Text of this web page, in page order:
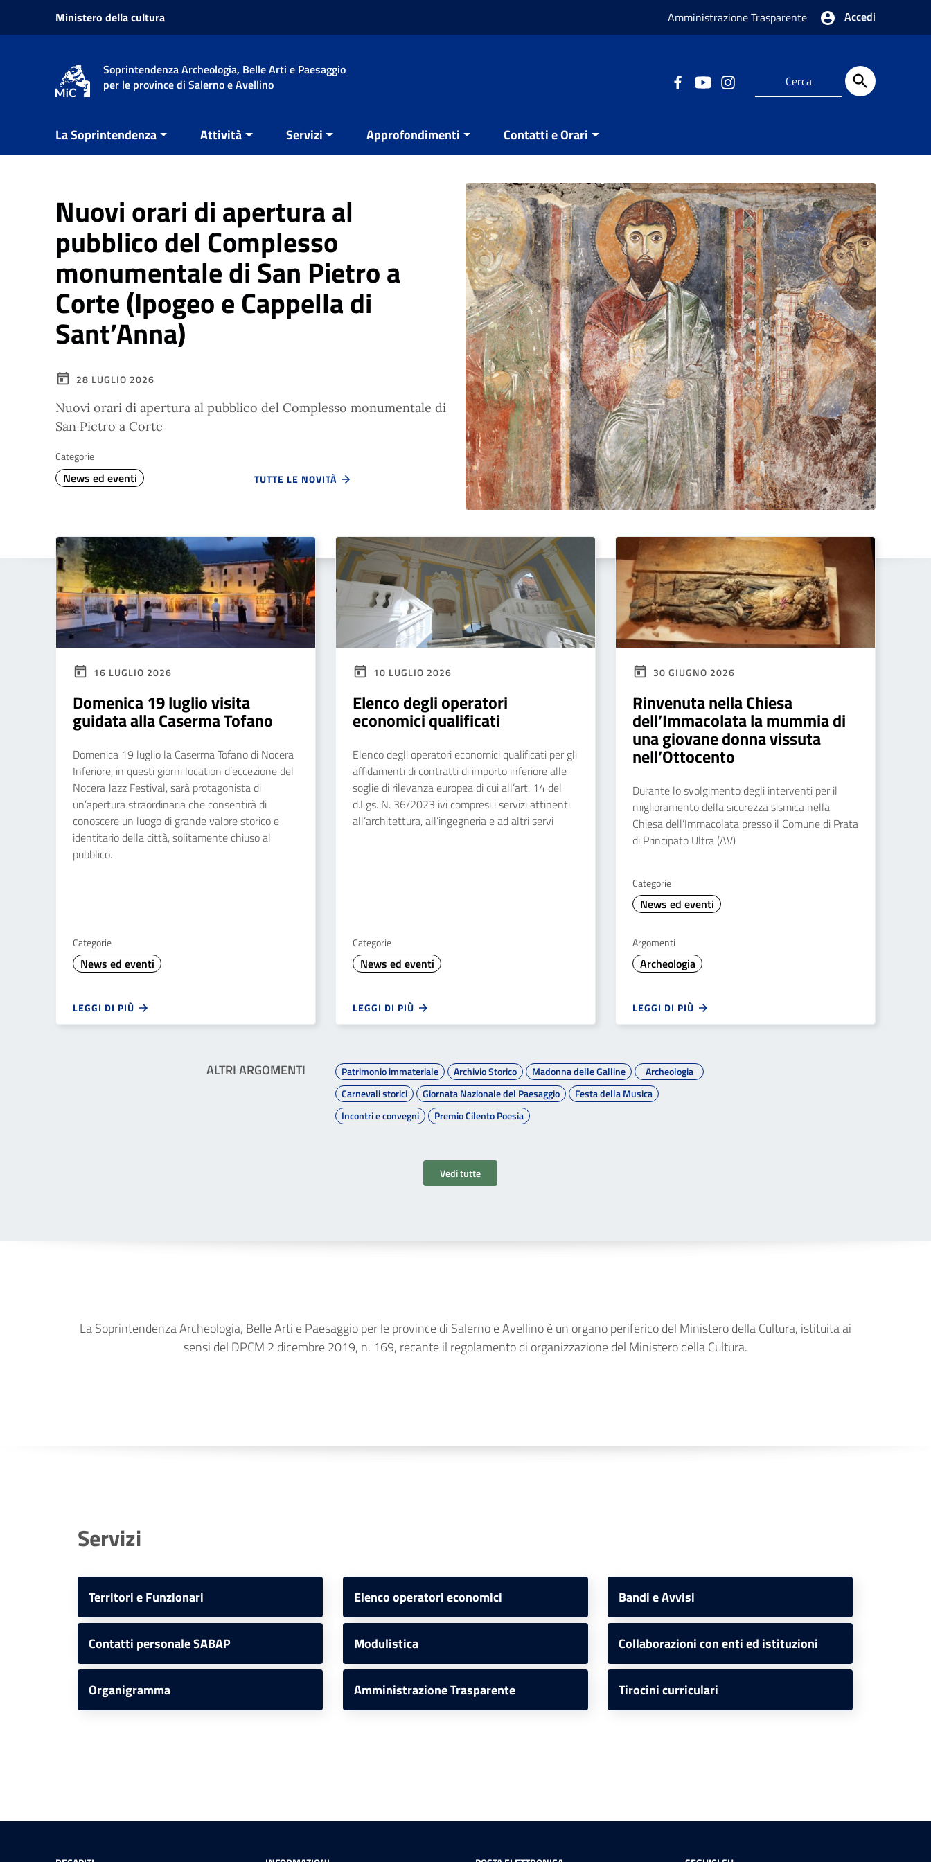
Vai ai contenuti
Vai al menu di navigazione
Ministero della cultura Amministrazione Trasparente Accedi
Soprintendenza Archeologia, Belle Arti e Paesaggio
per le province di Salerno e Avellino
La Soprintendenza Attività Servizi Approfondimenti Contatti e Orari
Nuovi orari di apertura al
pubblico del Complesso
monumentale di San Pietro a
Corte (Ipogeo e Cappella di
Sant’Anna)
28 LUGLIO 2026
Nuovi orari di apertura al pubblico del Complesso monumentale di
San Pietro a Corte
Categorie
News ed eventi TUTTE LE NOVITÀ
16 LUGLIO 2026
Domenica 19 luglio visita
guidata alla Caserma Tofano
Domenica 19 luglio la Caserma Tofano di Nocera
Inferiore, in questi giorni location d’eccezione del
Nocera Jazz Festival, sarà protagonista di
un’apertura straordinaria che consentirà di
conoscere un luogo di grande valore storico e
identitario della città, solitamente chiuso al
pubblico.
Categorie
News ed eventi
LEGGI DI PIÙ
10 LUGLIO 2026
Elenco degli operatori
economici qualificati
Elenco degli operatori economici qualificati per gli
affidamenti di contratti di importo inferiore alle
soglie di rilevanza europea di cui all’art. 14 del
d.Lgs. N. 36/2023 ivi compresi i servizi attinenti
all’architettura, all’ingegneria e ad altri servi
Categorie
News ed eventi
LEGGI DI PIÙ
30 GIUGNO 2026
Rinvenuta nella Chiesa
dell’Immacolata la mummia di
una giovane donna vissuta
nell’Ottocento
Durante lo svolgimento degli interventi per il
miglioramento della sicurezza sismica nella
Chiesa dell’Immacolata presso il Comune di Prata
di Principato Ultra (AV)
Categorie
News ed eventi
Argomenti
Archeologia
LEGGI DI PIÙ
ALTRI ARGOMENTI Patrimonio immateriale Archivio Storico Madonna delle Galline
Archeologia
Carnevali storici
Giornata Nazionale del Paesaggio
Festa della Musica
Incontri e convegni
Premio Cilento Poesia
Vedi tutte
La Soprintendenza Archeologia, Belle Arti e Paesaggio per le province di Salerno e Avellino è un organo periferico del Ministero della Cultura, istituita ai
sensi del DPCM 2 dicembre 2019, n. 169, recante il regolamento di organizzazione del Ministero della Cultura.
Servizi
Territori e Funzionari
Contatti personale SABAP
Organigramma
Elenco operatori economici
Modulistica
Amministrazione Trasparente
Bandi e Avvisi
Collaborazioni con enti ed istituzioni
Tirocini curriculari